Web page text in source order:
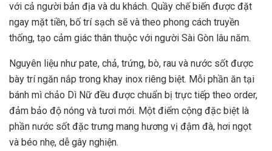
với cả người bản địa và du khách. Quầy chế biến được đặt
ngay mặt tiền, bố trí sạch sẽ và theo phong cách truyền
thống, tạo cảm giác thân thuộc với người Sài Gòn lâu năm.
Nguyên liệu như pate, chả, trứng, bò, rau và nước sốt được
bày trí ngăn nắp trong khay inox riêng biệt. Mỗi phần ăn tại
bánh mì chảo Dì Nữ đều được chuẩn bị trực tiếp theo order,
đảm bảo độ nóng và tươi mới. Một điểm cộng đặc biệt là
phần nước sốt đặc trưng mang hương vị đậm đà, hơi ngọt
và béo nhẹ, dễ gây nghiện.